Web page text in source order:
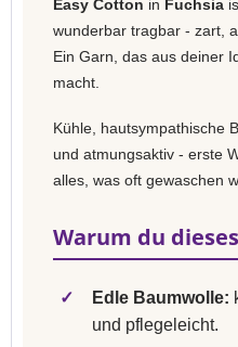
Easy Cotton in Fuchsia
wunderbar tragbar - zart,
Ein Garn, das aus deiner
macht.
Kühle, hautsympathische
und atmungsaktiv - erste
alles, was oft gewaschen
Warum du
✓ Edle Baumwolle:
und pflegeleicht.